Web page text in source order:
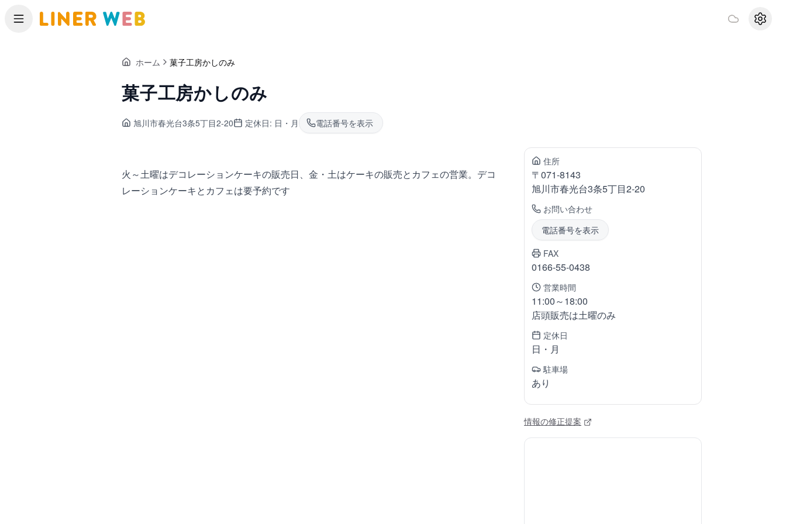
メニュー 設定
ホーム 菓子工房かしのみ
菓子工房かしのみ
旭川市春光台3条5丁目2-20 定休日: 日・月 電話番号を表示
火～土曜はデコレーションケーキの販売日、金・土はケーキの販売とカフェの営業。デコ
レーションケーキとカフェは要予約です
住所
〒071-8143
旭川市春光台3条5丁目2-20
お問い合わせ
電話番号を表示
FAX
0166-55-0438
営業時間
11:00～18:00
店頭販売は土曜のみ
定休日
日・月
駐車場
あり
情報の修正提案